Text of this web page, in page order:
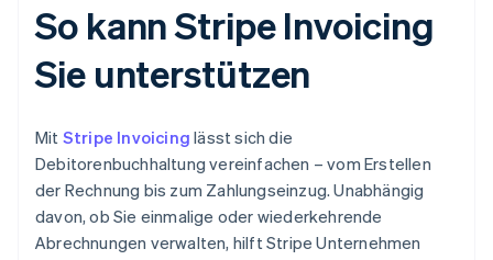
So kann Stripe Invoicing
Sie unterstützen
Mit Stripe Invoicing lässt sich die
Debitorenbuchhaltung vereinfachen – vom Erstellen
der Rechnung bis zum Zahlungseinzug. Unabhängig
davon, ob Sie einmalige oder wiederkehrende
Abrechnungen verwalten, hilft Stripe Unternehmen